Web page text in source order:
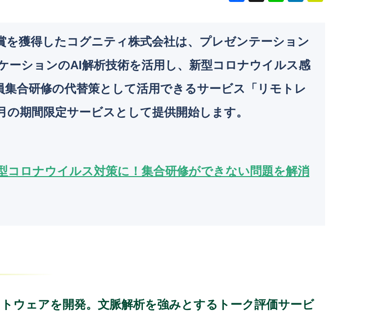
c
e
b
o
o
k
e
k
e
dI
n
獲得したコグニティ株式会社は、プレゼンテーション
ーションのAI解析技術を活用し、新型コロナウイルス感
合研修の代替策として活用できるサービス「リモトレ
期間限定サービスとして提供開始します。
コロナウイルス対策に！集合研修ができない問題を解消
ウェアを開発。文脈解析を強みとするトーク評価サービ